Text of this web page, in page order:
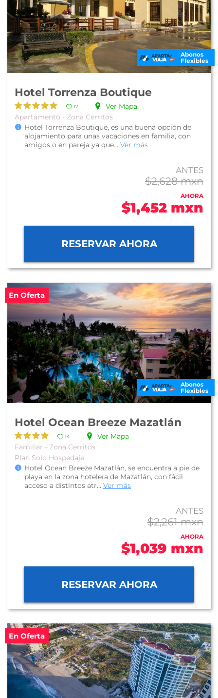
Abonos
Flexibles
Hotel Torrenza Boutique
17
Ver Mapa
Apartamento - Zona Cerritos
Hotel Torrenza Boutique, es una buena opción de
alojamiento para unas vacaciones en familia, con
amigos o en pareja ya que... Ver más
ANTES
$2,628 mxn
AHORA
$1,452 mxn
RESERVAR AHORA
En Oferta
Abonos
Flexibles
Hotel Ocean Breeze Mazatlán
14
Ver Mapa
Familiar - Zona Cerritos
Plan Solo Hospedaje
Hotel Ocean Breeze Mazatlán, se encuentra a pie de
playa en la zona hotelera de Mazatlán, con fácil
acceso a distintos atr... Ver más
ANTES
$2,261 mxn
AHORA
$1,039 mxn
RESERVAR AHORA
En Oferta